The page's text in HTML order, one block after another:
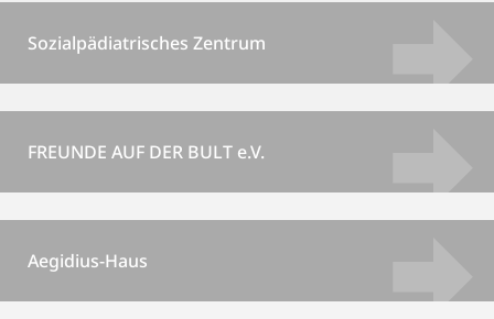
Sozialpädiatrisches Zentrum
FREUNDE AUF DER BULT e.V.
Aegidius-Haus